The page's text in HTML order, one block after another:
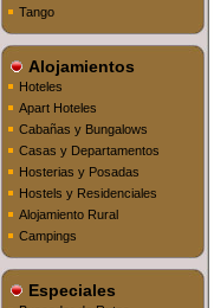
Tango
Alojamientos
Hoteles
Apart Hoteles
Cabañas y Bungalows
Casas y Departamentos
Hosterias y Posadas
Hostels y Residenciales
Alojamiento Rural
Campings
Especiales